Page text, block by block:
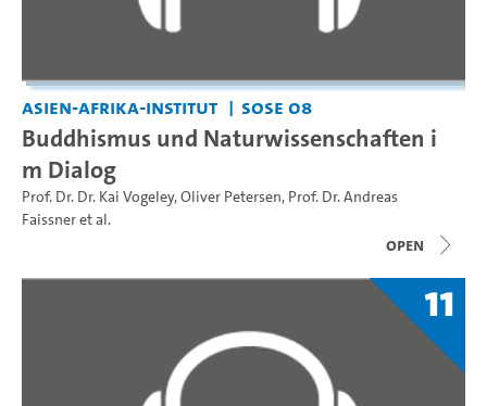
Asien-Afrika-Institut SoSe 08
Buddhismus und Naturwissenschaften i
m Dialog
Prof. Dr. Dr. Kai Vogeley,Oliver Petersen, Prof. Dr. Andreas
Faissneret al.
open
11